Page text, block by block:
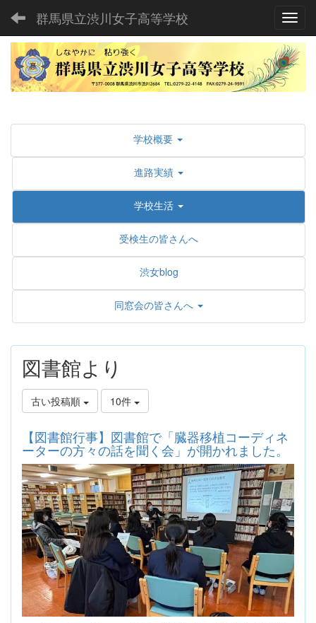
群馬県立渋川女子高等学校
学校概要
進路実績
学校生活
受検生の皆さんへ
渋女blog
同窓会の皆さんへ
図書館より
古い投稿順 10件
【図書館行事】図書館で「臓器移植コーディネ
ーターの方々の話を聞く会」が開かれました。